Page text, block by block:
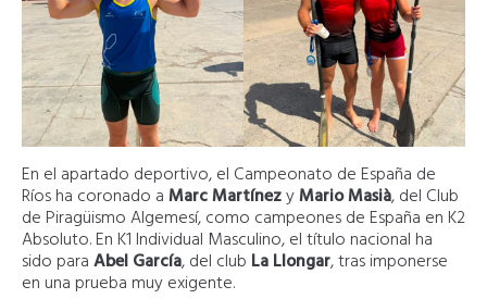
En el apartado deportivo, el Campeonato de España de
Ríos ha coronado aMarc MartínezyMario Masià, del Club
de Piragüismo Algemesí, como campeones de España en K2
Absoluto. En K1 Individual Masculino, el título nacional ha
sido paraAbel García, del club La Llongar, tras imponerse
en una prueba muy exigente.